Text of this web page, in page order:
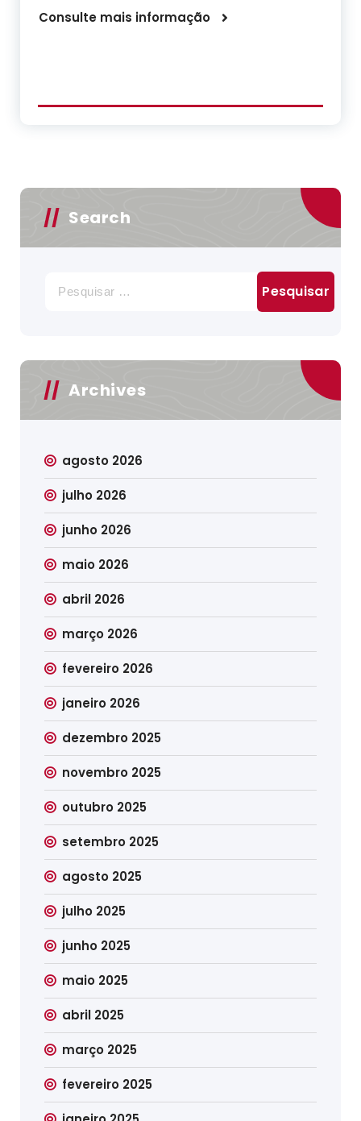
Consulte mais informação
Search
por:
Archives
agosto 2026
julho 2026
junho 2026
maio 2026
abril 2026
março 2026
fevereiro 2026
janeiro 2026
dezembro 2025
novembro 2025
outubro 2025
setembro 2025
agosto 2025
julho 2025
junho 2025
maio 2025
abril 2025
março 2025
fevereiro 2025